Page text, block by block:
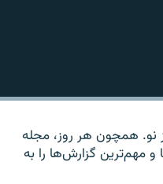
نو. همچون هر روز، مجله
و مهم‌ترین گزارش‌ها را به